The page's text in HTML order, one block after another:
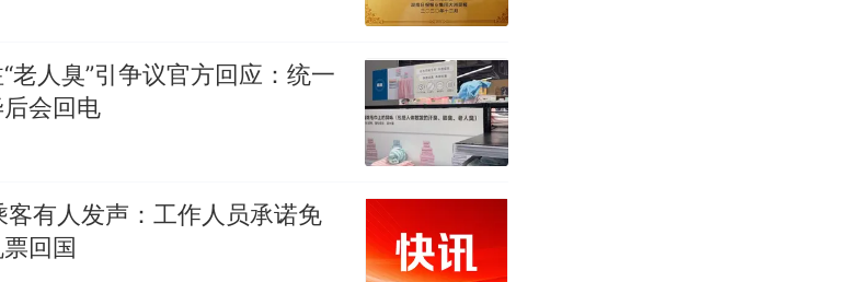
老人臭”引争议官方回应：统一
后会回电
有人发声：工作人员承诺免
回国